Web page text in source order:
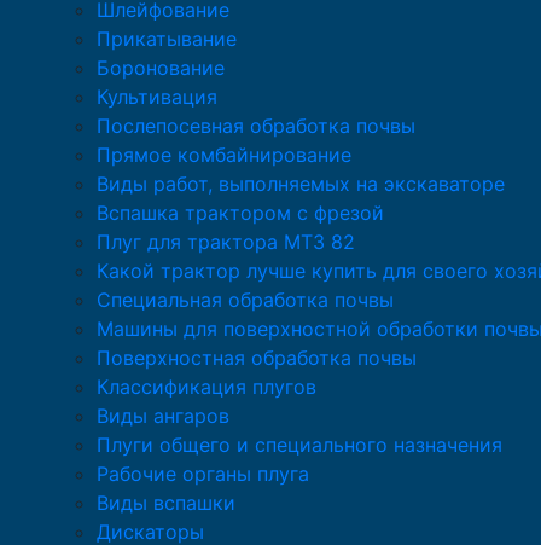
Шлейфование
Прикатывание
Боронование
Культивация
Послепосевная обработка почвы
Прямое комбайнирование
Виды работ, выполняемых на экскаваторе
Вспашка трактором с фрезой
Плуг для трактора МТЗ 82
Какой трактор лучше купить для своего
Специальная обработка почвы
Машины для поверхностной обработки
Поверхностная обработка почвы
Классификация плугов
Виды ангаров
Плуги общего и специального назначения
Рабочие органы плуга
Виды вспашки
Дискаторы